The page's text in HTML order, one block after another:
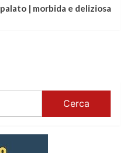
palato | morbida e deliziosa